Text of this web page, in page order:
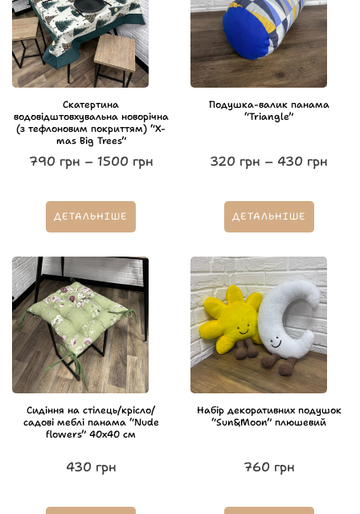
Скатертина
водовідштовхувальна новорічна
(з тефлоновим покриттям) “X-
mas Big Trees”
790 грн – 1500 грн
ДЕТАЛЬНІШЕ
Подушка-валик панама
“Triangle”
320 грн – 430 грн
ДЕТАЛЬНІШЕ
Сидіння на стілець/крісло/
садові меблі панама “Nude
flowers” 40х40 см
430 грн
Набір декоративних подушок
“Sun&Moon” плюшевий
760 грн